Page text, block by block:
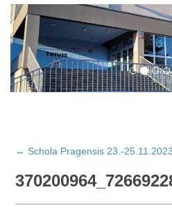
← Schola Pragensis 23.-25.11.2023